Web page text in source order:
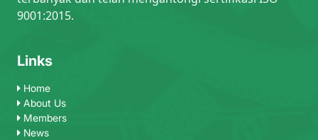
9001:2015.
Links
Home
About Us
Members
News